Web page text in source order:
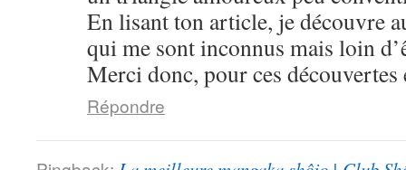
En lisant ton article, je découvre
qui me sont inconnus mais loin
Merci donc, pour ces
Répondre